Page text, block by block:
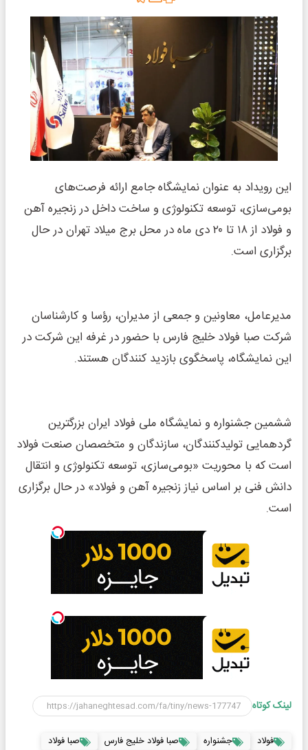
این رویداد به عنوان نمایشگاه جامع ارائه فرصت‌های
بومی‌سازی، توسعه تکنولوژی و ساخت داخل در زنجیره آهن
و فولاد از ۱۸ تا ۲۰ دی ماه در محل برج میلاد تهران در حال
برگزاری است.
مدیرعامل، معاونین و جمعی از مدیران، رؤسا و کارشناسان
شرکت صبا فولاد خلیج فارس با حضور در غرفه این شرکت در
این نمایشگاه، پاسخگوی بازدید کنندگان هستند.
ششمین جشنواره و نمایشگاه ملی فولاد ایران بزرگترین
گردهمایی تولیدکنندگان، سازندگان و متخصصان صنعت فولاد
است که با محوریت «بومی‌سازی، توسعه تکنولوژی و انتقال
دانش فنی بر اساس نیاز زنجیره آهن و فولاد» در حال برگزاری
است.
لینک کوتاه
فولاد جشنواره صبا فولاد خلیج فارس صبا فولاد